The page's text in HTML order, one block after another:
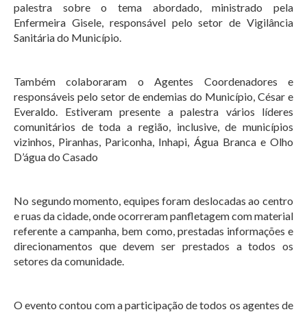
palestra sobre o tema abordado, ministrado pela
Enfermeira Gisele, responsável pelo setor de Vigilância
Sanitária do Município.
Também colaboraram o Agentes Coordenadores e
responsáveis pelo setor de endemias do Município, César e
Everaldo. Estiveram presente a palestra vários líderes
comunitários de toda a região, inclusive, de municípios
vizinhos, Piranhas, Pariconha, Inhapi, Água Branca e Olho
D’água do Casado
No segundo momento, equipes foram deslocadas ao centro
e ruas da cidade, onde ocorreram panfletagem com material
referente a campanha, bem como, prestadas informações e
direcionamentos que devem ser prestados a todos os
setores da comunidade.
O evento contou com a participação de todos os agentes de